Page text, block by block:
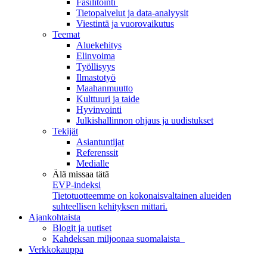
Fasilitointi
Tietopalvelut ja data-analyysit
Viestintä ja vuorovaikutus
Teemat
Aluekehitys
Elinvoima
Työllisyys
Ilmastotyö
Maahanmuutto
Kulttuuri ja taide
Hyvinvointi
Julkishallinnon ohjaus ja uudistukset
Tekijät
Asiantuntijat
Referenssit
Medialle
Älä missaa tätä
EVP-indeksi
Tietotuotteemme on kokonaisvaltainen alueiden
suhteellisen kehityksen mittari.
Ajankohtaista
Blogit ja uutiset
Kahdeksan miljoonaa suomalaista
Verkkokauppa